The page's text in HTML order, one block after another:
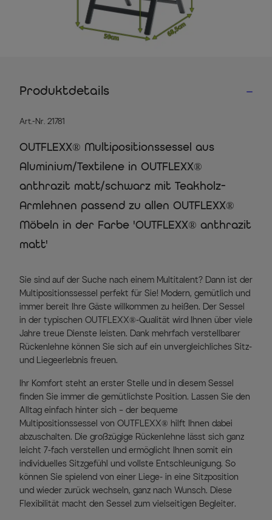
Produktdetails
Art.-Nr. 21781
OUTFLEXX® Multipositionssessel aus
Aluminium/Textilene in OUTFLEXX®
anthrazit matt/schwarz mit Teakholz-
Armlehnen passend zu allen OUTFLEXX®
Möbeln in der Farbe 'OUTFLEXX® anthrazit
matt'
Sie sind auf der Suche nach einem Multitalent? Dann ist der
Multipositionssessel perfekt für Sie! Modern, gemütlich und
immer bereit Ihre Gäste willkommen zu heißen. Der Sessel
in der typischen OUTFLEXX®-Qualität wird Ihnen über viele
Jahre treue Dienste leisten. Dank mehrfach verstellbarer
Rückenlehne können Sie sich auf ein unvergleichliches Sitz-
und Liegeerlebnis freuen.
Ihr Komfort steht an erster Stelle und in diesem Sessel
finden Sie immer die gemütlichste Position. Lassen Sie den
Alltag einfach hinter sich – der bequeme
Multipositionssessel von OUTFLEXX® hilft Ihnen dabei
abzuschalten. Die großzügige Rückenlehne lässt sich ganz
leicht 7-fach verstellen und ermöglicht Ihnen somit ein
individuelles Sitzgefühl und vollste Entschleunigung. So
können Sie spielend von einer Liege- in eine Sitzposition
und wieder zurück wechseln, ganz nach Wunsch. Diese
Flexibilität macht den Sessel zum vielseitigen Begleiter.